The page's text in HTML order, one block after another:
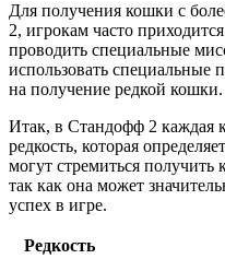
Для получения кошки с
2, игрокам часто
проводить специальные
использовать
на получение редкой кошки.
Итак, в Стандофф 2 каждая
редкость, которая
могут стремиться получить
так как она может
успех в игре.
Редкость